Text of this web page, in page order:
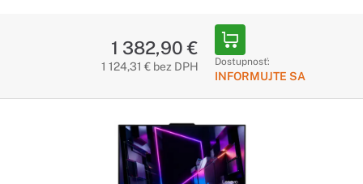
Najrýchlejšie a najinteligentnejšie počítače so systémom
Windows v históri. Počítače Copilot+ sú vybavené najnovšími
nástrojmi umelej inteligencie, ktoré urýchľujú vašu
1 382,90 €
1 124,31 € bez DPH Dostupnosť:
INFORMUJTE SA